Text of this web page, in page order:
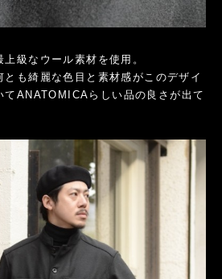
級なウール素材を使用。
も綺麗な色目と素材感がこのデザイ
てANATOMICAらしい品の良さが出て